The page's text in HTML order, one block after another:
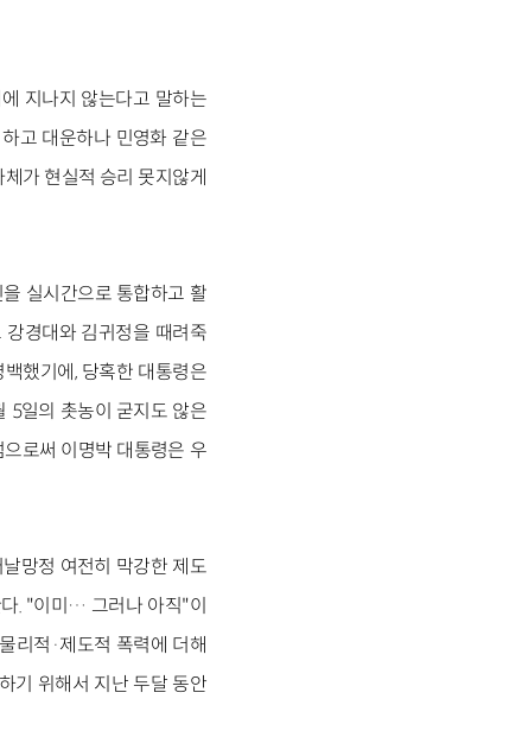
지나지 않는다고 말하는
고 대운하나 민영화 같은
가 현실적 승리 못지않게
실시간으로 통합하고 활
경대와 김귀정을 때려죽
했기에, 당혹한 대통령은
5일의 촛농이 굳지도 않은
로써 이명박 대통령은 우
망정 여전히 막강한 제도
. "이미… 그러나 아직"이
리적·제도적 폭력에 더해
기 위해서 지난 두달 동안